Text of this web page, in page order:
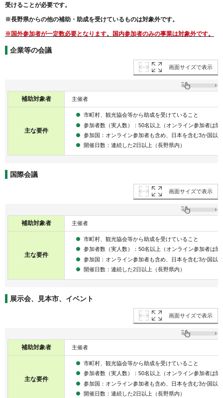
受けることが必要です。
※長野県からの他の補助・助成を受けているものは対象外です。
※国外参加者が一定数必要となります。国内参加者のみの事業は対象外です。
企業等の会議
画面サイズで表示
補助対象者 主催者
主な要件
市町村、観光協会等から助成を受けていること
参加者数（実人数）：50名以上（オンライン参加者は除
参加国：オンライン参加者も含め、日本を含む3か国以上
開催日数：連続した2日以上（長野県内）
国際会議
画面サイズで表示
補助対象者 主催者
主な要件
市町村、観光協会等から助成を受けていること
参加者数（実人数）：50名以上（オンライン参加者は除
参加国：オンライン参加者も含め、日本を含む3か国以上
開催日数：連続した2日以上（長野県内）
展示会、見本市、イベント
画面サイズで表示
補助対象者 主催者
主な要件
市町村、観光協会等から助成を受けていること
参加者数（実人数）：50名以上（オンライン参加者は除
参加国：オンライン参加者も含め、日本を含む3か国以上
開催日数：連続した2日以上（長野県内）